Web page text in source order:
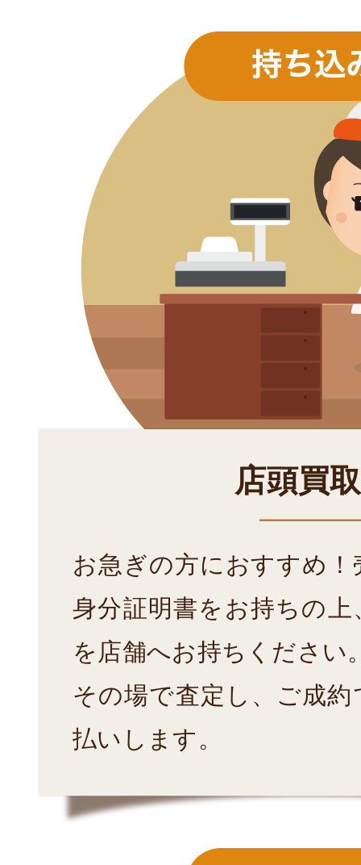
店頭買
お急ぎの方におすすめ！
身分証明書をお持ちの
を店舗へお持ちください
その場で査定し、ご成
払いします。